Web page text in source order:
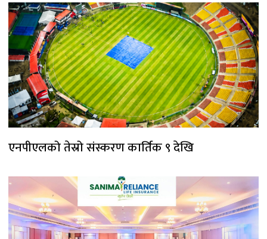
एनपीएलको तेस्रो संस्करण कार्तिक ९ देखि